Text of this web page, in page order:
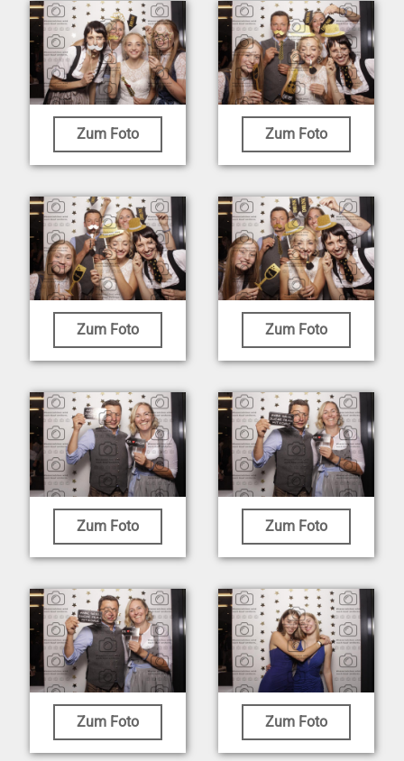
Zum Foto Zum Foto
Zum Foto Zum Foto
Zum Foto Zum Foto
Zum Foto Zum Foto